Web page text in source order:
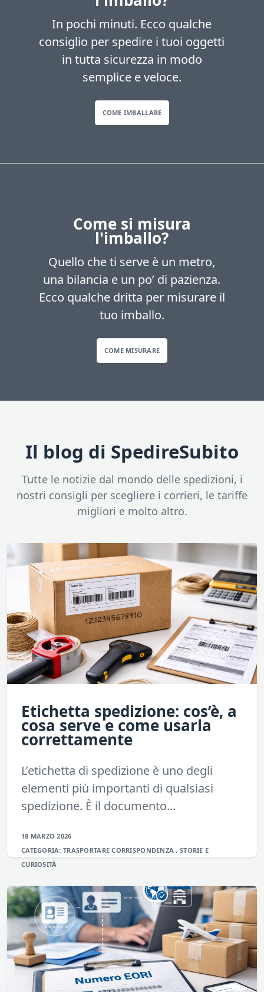
In pochi minuti. Ecco qualche
consiglio per spedire i tuoi oggetti
in tutta sicurezza in modo
semplice e veloce.
COME IMBALLARE
Come si misura
l'imballo?
Quello che ti serve è un metro,
una bilancia e un po’ di pazienza.
Ecco qualche dritta per misurare il
tuo imballo.
COME MISURARE
Il blog di SpedireSubito
Tutte le notizie dal mondo delle spedizioni, i
nostri consigli per scegliere i corrieri, le tariffe
migliori e molto altro.
Etichetta spedizione: cos’è, a
cosa serve e come usarla
correttamente
L’etichetta di spedizione è uno degli
elementi più importanti di qualsiasi
spedizione. È il documento...
18 MARZO 2026
CATEGORIA:TRASPORTARECORRISPONDENZA,STORIE E
CURIOSITÀ